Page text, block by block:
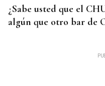
¿Sabe usted que el
algún que otro bar de